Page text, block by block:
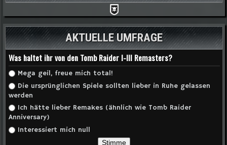
AKTUELLE UMFRAGE
Was haltet ihr von den Tomb Raider I-III Remasters?
Auswahlmöglichkeiten
Mega geil, freue mich total!
Die ursprünglichen Spiele sollten lieber in Ruhe gelassen
werden
Ich hätte lieber Remakes (ähnlich wie Tomb Raider
Anniversary)
Interessiert mich null